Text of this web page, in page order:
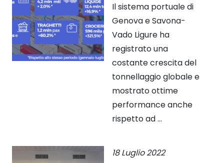
Il sistema portuale di
Genova e Savona-
Vado Ligure ha
registrato una
costante crescita del
tonnellaggio globale e
mostrato ottime
performance anche
rispetto ad ...
18 Luglio 2022